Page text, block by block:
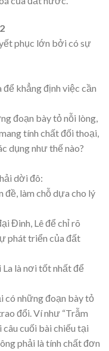
phục lớn bởi có sự
khẳng định việc cần
đoạn bày tỏ nỗi lòng,
tính chất đối thoại,
dụng như thế nào?
dời đô:
đề, làm chỗ dựa cho lý
Đinh, Lê để chỉ rõ
phát triển của đất
là nơi tốt nhất để
có những đoạn bày tỏ
đổi. Ví như “Trẫm
câu cuối bài chiếu tại
phải là tính chất đơn